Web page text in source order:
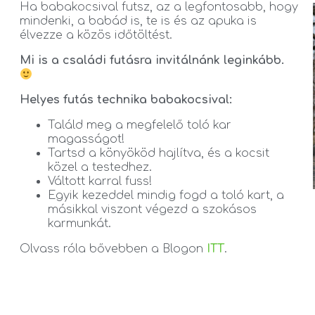
Ha babakocsival futsz, az a legfontosabb, hogy
mindenki, a babád is, te is és az apuka is
élvezze a közös időtöltést.
Mi is a családi futásra invitálnánk leginkább.
Helyes futás technika babakocsival:
Találd meg a megfelelő toló kar
magasságot!
Tartsd a könyököd hajlítva, és a kocsit
közel a testedhez.
Váltott karral fuss!
Egyik kezeddel mindig fogd a toló kart, a
másikkal viszont végezd a szokásos
karmunkát.
Olvass róla bővebben a Blogon ITT .